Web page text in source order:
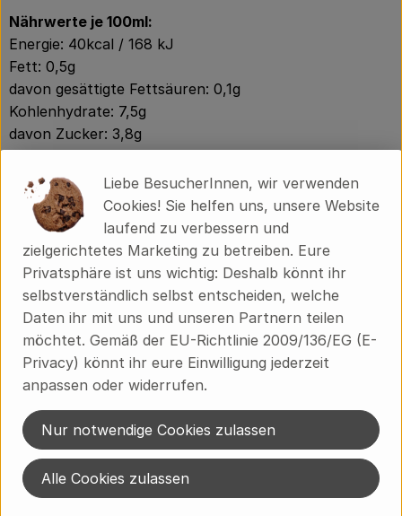
Nährwerte je 100ml:
Energie: 40kcal / 168 kJ
Fett: 0,5g
davon gesättigte Fettsäuren: 0,1g
Kohlenhydrate: 7,5g
davon Zucker: 3,8g
Salz: 0,1g
Produktinformationen
Zutaten
Produktdatenblatt
Herkunft
Hersteller: Ökodorf Brodowin
Liebe BesucherInnen, wir verwenden
Cookies! Sie helfen uns, unsere Website
laufend zu verbessern und
zielgerichtetes Marketing zu betreiben. Eure
Privatsphäre ist uns wichtig: Deshalb könnt ihr
selbstverständlich selbst entscheiden, welche
Daten ihr mit uns und unseren Partnern teilen
möchtet. Gemäß der EU-Richtlinie 2009/136/EG (E-
Privacy) könnt ihr eure Einwilligung jederzeit
anpassen oder widerrufen.
Nur notwendige Cookies zulassen
Alle Cookies zulassen